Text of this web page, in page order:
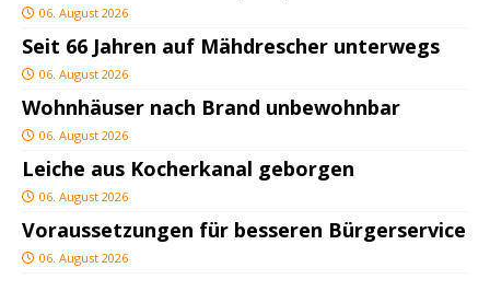
06. August 2026
Seit 66 Jahren auf Mähdrescher unterwegs
06. August 2026
Wohnhäuser nach Brand unbewohnbar
06. August 2026
Leiche aus Kocherkanal geborgen
06. August 2026
Voraussetzungen für besseren Bürgerservice
06. August 2026